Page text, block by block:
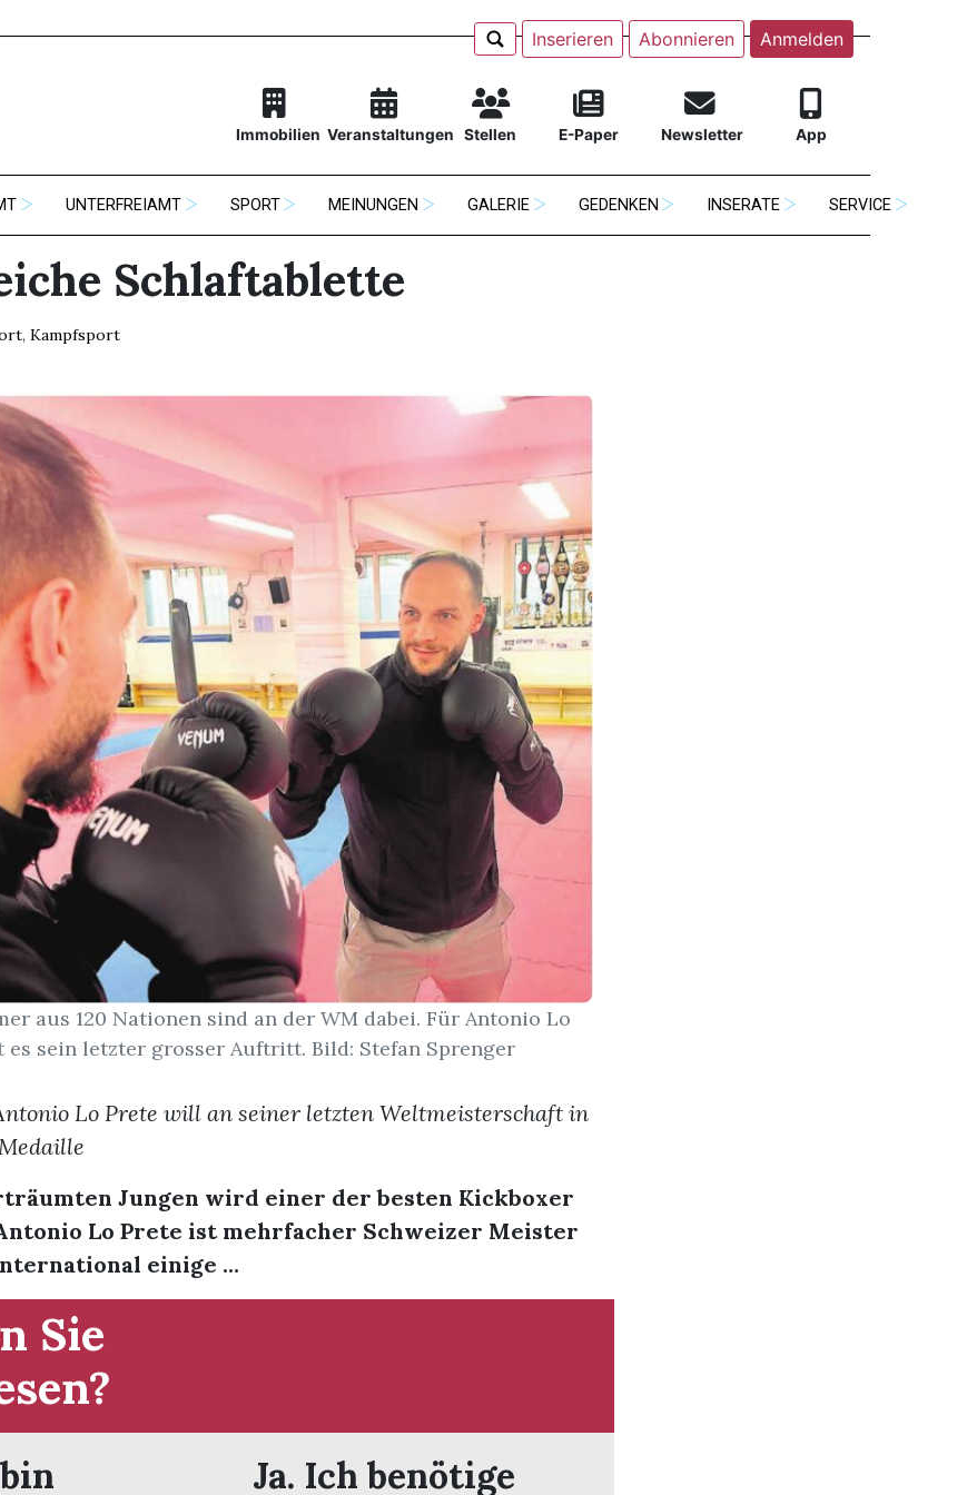
Inserieren Abonnieren Anmelden
Immobilien Veranstaltungen Stellen E-Paper Newsletter App
UNTERFREIAMT SPORT MEINUNGEN GALERIE GEDENKEN INSERATE SERVICE
Schlaftablette
, Kampfsport
aus 120 Nationen sind an der WM dabei. Für Antonio Lo
es sein letzter grosser Auftritt. Bild: Stefan Sprenger
Lo Prete will an seiner letzten Weltmeisterschaft in
Jungen wird einer der besten Kickboxer
Lo Prete ist mehrfacher Schweizer Meister
einige ...
Sie
Ja. Ich benötige